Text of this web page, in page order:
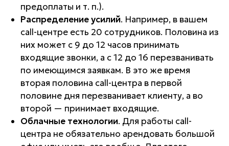
предоплаты и т. п.).
Распределение усилий. Например, в вашем
call-центре есть 20 сотрудников. Половина из
них может с 9 до 12 часов принимать
входящие звонки, а с 12 до 16 перезванивать
по имеющимся заявкам. В это же время
вторая половина call-центра в первой
половине дня перезванивает клиенту, а во
второй — принимает входящие.
Облачные технологии. Для работы call-
центра не обязательно арендовать большой